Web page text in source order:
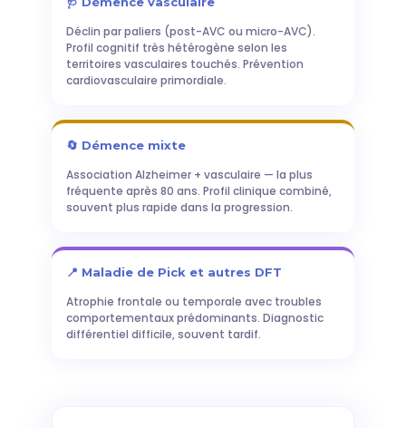
Déclin par paliers (post-AVC ou micro-AVC).
Profil cognitif très hétérogène selon les
territoires vasculaires touchés. Prévention
cardiovasculaire primordiale.
🔄 Démence mixte
Association Alzheimer + vasculaire — la plus
fréquente après 80 ans. Profil clinique combiné,
souvent plus rapide dans la progression.
📍 Maladie de Pick et autres DFT
Atrophie frontale ou temporale avec troubles
comportementaux prédominants. Diagnostic
différentiel difficile, souvent tardif.